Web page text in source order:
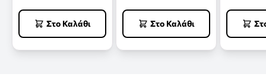
Στο Καλάθι Στο Καλάθι